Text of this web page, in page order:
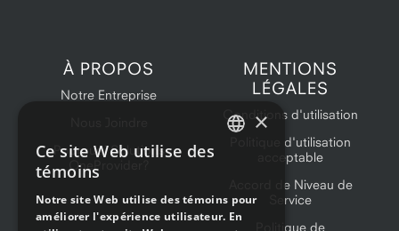
À PROPOS
Notre Entreprise
Pourquoi Solutions
OneProvider?
MENTIONS
LÉGALES
Conditions d'utilisation
Politique d'utilisation
acceptable
Accord de Niveau de
Service
Politique de
×
Ce site Web utilise des
témoins
Notre site Web utilise des témoins pour
améliorer l'expérience utilisateur. En